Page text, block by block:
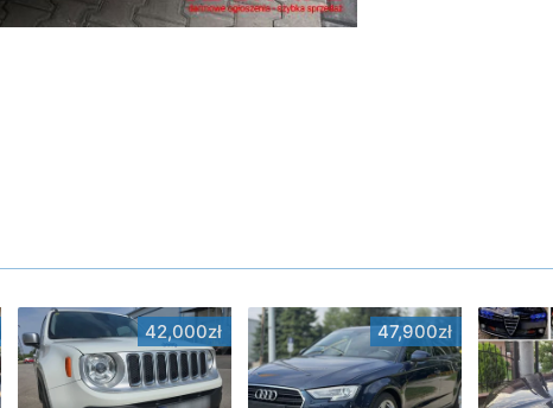
42,000zł 47,900zł